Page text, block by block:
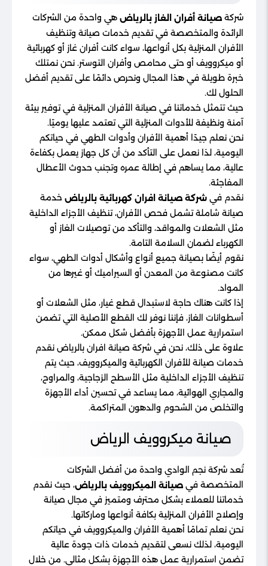
شركة صيانة أفران الغاز بالرياض هي واحدة من الشركات
الرائدة والمتخصصة في تقديم خدمات صيانة وتنظيف
الأفران المنزلية بكل أنواعها، سواء كانت أفران غاز أو كهربائية
أو ميكروويف أو حتى محامص وأفران التوستر. نحن نمتلك
خبرة طويلة في هذا المجال ونحرص دائمًا على تقديم أفضل
الحلول لك.
حيث تتمثل خدماتنا في صيانة الأفران المنزلية في توفير بيئة
آمنة ونظيفة للأدوات المنزلية التي تعتمد عليها يوميًا.
نحن نعلم جيدًا أهمية الأفران وأدوات الطهي في حياتكم
اليومية، لذا نعمل على التأكد من أن كل جهاز يعمل بكفاءة
عالية، مما يساهم في إطالة عمره وتجنب حدوث الأعطال
المفاجئة.
نقدم في شركة صيانة افران كهربائية بالرياض خدمة
صيانة شاملة تشمل فحص الأفران، تنظيف الأجزاء الداخلية
مثل الشعلات والمواقد، والتأكد من توصيلات الغاز أو
الكهرباء لضمان السلامة التامة.
نقوم أيضًا بصيانة جميع أنواع وأشكال أدوات الطهي، سواء
كانت مصنوعة من المعدن أو السيراميك أو غيرها من
المواد.
إذا كانت هناك حاجة لاستبدال قطع غيار، مثل الشعلات أو
أسطوانات الغاز، فإننا نوفر لك القطع الأصلية التي تضمن
استمرارية عمل الأجهزة بأفضل شكل ممكن.
علاوة على ذلك، نحن في شركة صيانة افران بالرياض نقدم
خدمات صيانة للأفران الكهربائية والميكروويف، حيث يتم
تنظيف الأجزاء الداخلية مثل الأسطح الزجاجية، والمراوح،
والمجاري الهوائية، مما يساعد في تحسين أداء الأجهزة
والتخلص من الشحوم والدهون المتراكمة.
صيانة ميكروويف الرياض
تُعد شركة نجم الوادي واحدة من أفضل الشركات
المتخصصة في صيانة الميكروويف بالرياض، حيث نقدم
خدماتنا للعملاء بشكل محترف ومتميز في مجال صيانة
وإصلاح الأفران المنزلية بكافة أنواعها وماركاتها.
نحن نعلم تمامًا أهمية الأفران والميكروويف في حياتكم
اليومية، لذلك نسعى لتقديم خدمات ذات جودة عالية
تضمن استمرارية عمل هذه الأجهزة بشكل مثالي. من خلال